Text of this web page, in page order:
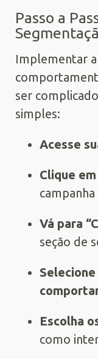
Passo a
Implementar
ser
simples:
Acesse
Clique em
Vá para
seção de
Escolha
como